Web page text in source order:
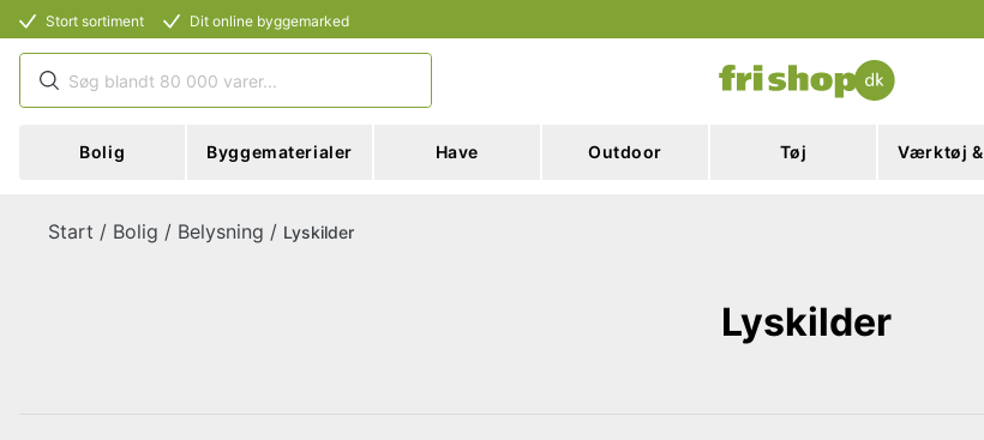
Stort sortiment Dit online byggemarked
Bolig Byggematerialer Have Outdoor Tøj Værktøj
Start / Bolig / Belysning / Lyskilder
Lyskilder